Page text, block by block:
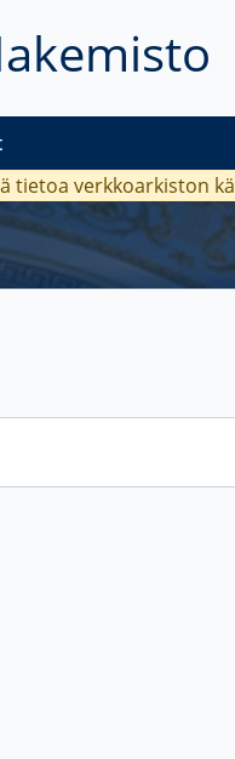
tietoa verkkoarkiston